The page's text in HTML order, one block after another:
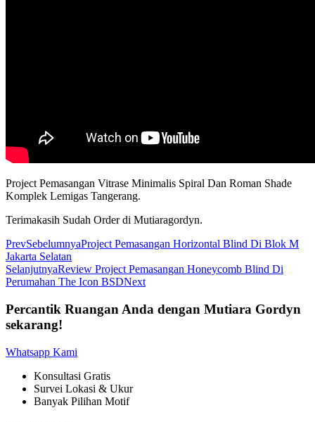
Project Pemasangan Vitrase Minimalis Spiral Dan Roman Shade
Komplek Lemigas Tangerang.
Terimakasih Sudah Order di Mutiaragordyn.
PrevSebelumnyaProject Pemasangan Horizontal Blind Di Blok M
Jakarta Selatan
SelanjutnyaReview Project Pemasangan Honeycomb Blind Di
Perumahan The Icon BSDNext
Percantik Ruangan Anda dengan Mutiara Gordyn
sekarang!
Whatsapp Kami
Konsultasi Gratis
Survei Lokasi & Ukur
Banyak Pilihan Motif